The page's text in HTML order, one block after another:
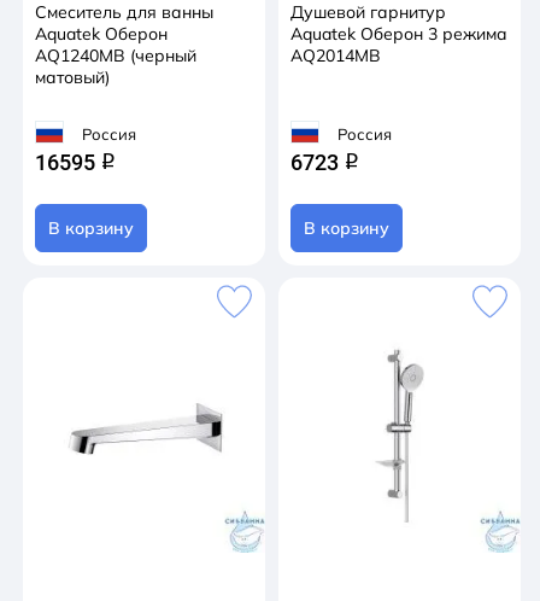
Смеситель для ванны
Aquatek Оберон
AQ1240MB (черный
матовый)
Россия
16595 q
В корзину
Душевой гарнитур
Aquatek Оберон 3 режима
AQ2014MB
Россия
6723 q
В корзину